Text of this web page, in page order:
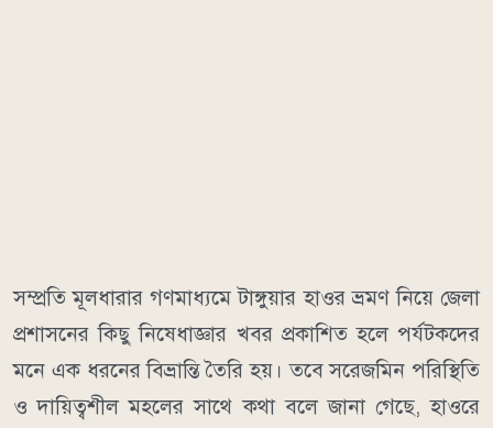
​সম্প্রতি মূলধারার গণমাধ্যমে টাঙ্গুয়ার হাওর ভ্রমণ নিয়ে জেলা
প্রশাসনের কিছু নিষেধাজ্ঞার খবর প্রকাশিত হলে পর্যটকদের
মনে এক ধরনের বিভ্রান্তি তৈরি হয়। তবে সরেজমিন পরিস্থিতি
ও দায়িত্বশীল মহলের সাথে কথা বলে জানা গেছে, হাওরে